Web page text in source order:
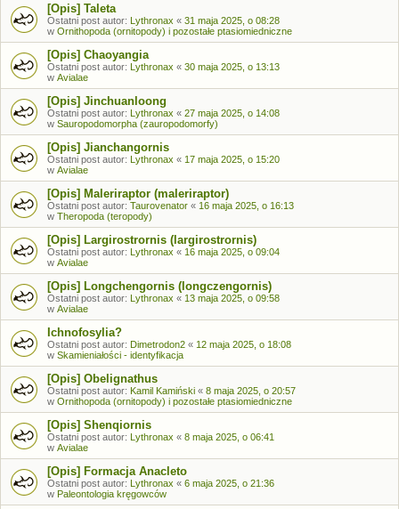
[Opis] Taleta
Ostatni post autor: Lythronax « 31 maja 2025, o 08:28
w Ornithopoda (ornitopody) i pozostałe ptasiomiedniczne
[Opis] Chaoyangia
Ostatni post autor: Lythronax « 30 maja 2025, o 13:13
w Avialae
[Opis] Jinchuanloong
Ostatni post autor: Lythronax « 27 maja 2025, o 14:08
w Sauropodomorpha (zauropodomorfy)
[Opis] Jianchangornis
Ostatni post autor: Lythronax « 17 maja 2025, o 15:20
w Avialae
[Opis] Maleriraptor (maleriraptor)
Ostatni post autor: Taurovenator « 16 maja 2025, o 16:13
w Theropoda (teropody)
[Opis] Largirostrornis (largirostrornis)
Ostatni post autor: Lythronax « 16 maja 2025, o 09:04
w Avialae
[Opis] Longchengornis (longczengornis)
Ostatni post autor: Lythronax « 13 maja 2025, o 09:58
w Avialae
Ichnofosylia?
Ostatni post autor: Dimetrodon2 « 12 maja 2025, o 18:08
w Skamieniałości - identyfikacja
[Opis] Obelignathus
Ostatni post autor: Kamil Kamiński « 8 maja 2025, o 20:57
w Ornithopoda (ornitopody) i pozostałe ptasiomiedniczne
[Opis] Shenqiornis
Ostatni post autor: Lythronax « 8 maja 2025, o 06:41
w Avialae
[Opis] Formacja Anacleto
Ostatni post autor: Lythronax « 6 maja 2025, o 21:36
w Paleontologia kręgowców